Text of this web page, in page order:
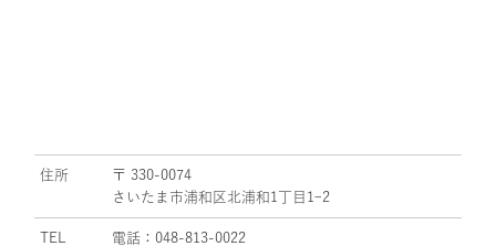
住所
〒 330-0074
さいたま市浦和区北浦和1丁目1ｰ2
TEL
電話：048-813-0022